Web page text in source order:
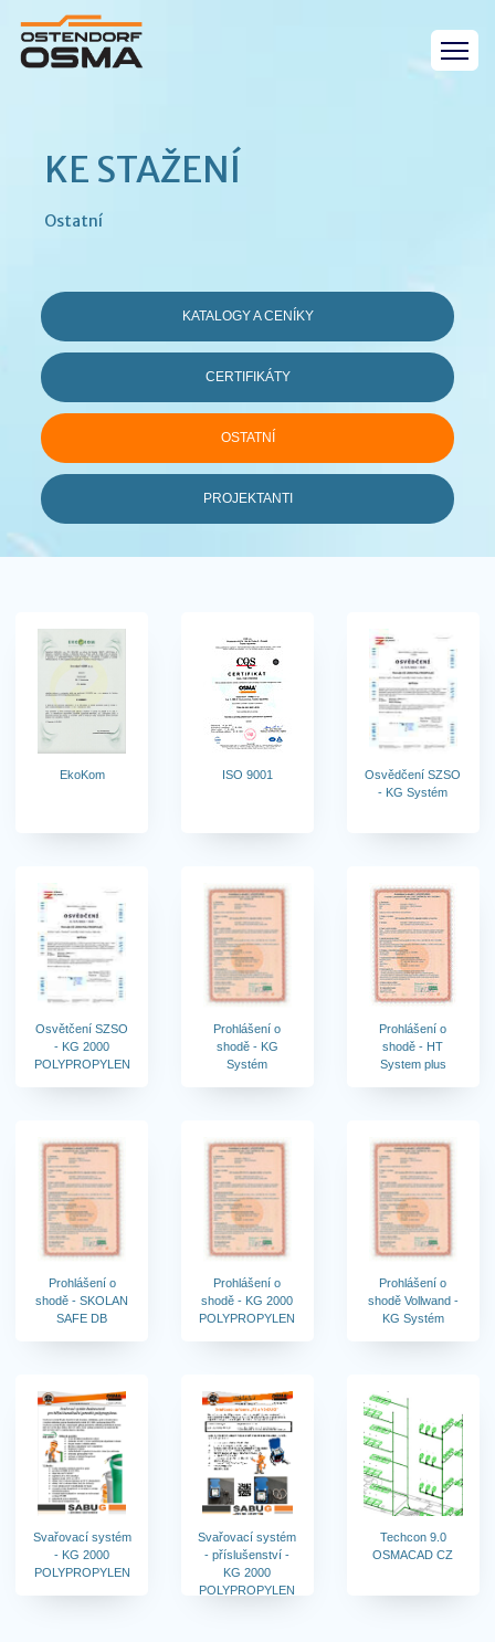
KE STAŽENÍ
Ostatní
KATALOGY A CENÍKY
CERTIFIKÁTY
OSTATNÍ
PROJEKTANTI
EkoKom ISO 9001
Osvědčení SZSO
- KG Systém
Osvětčení SZSO
- KG 2000
POLYPROPYLEN
Prohlášení o
shodě - KG
Systém
Prohlášení o
shodě - HT
System plus
Prohlášení o
shodě - SKOLAN
SAFE DB
Prohlášení o
shodě - KG 2000
POLYPROPYLEN
Prohlášení o
shodě Vollwand -
KG Systém
Svařovací systém
- KG 2000
POLYPROPYLEN
Svařovací systém
- příslušenství -
KG 2000
POLYPROPYLEN
Techcon 9.0
OSMACAD CZ